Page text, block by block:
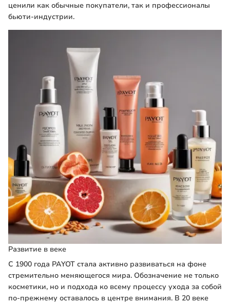
ценили как обычные покупатели, так и профессионалы
бьюти-индустрии.
Развитие в веке
С 1900 года PAYOT стала активно развиваться на фоне
стремительно меняющегося мира. Обозначение не только
косметики, но и подхода ко всему процессу ухода за собой
по-прежнему оставалось в центре внимания. В 20 веке